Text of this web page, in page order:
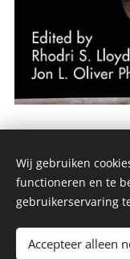
StUDIO SAnTEE
Mogelijk
Wij gebruiken
functioneren en te
gebruikerservaring
Accepteer alleen